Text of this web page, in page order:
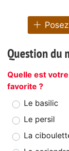
Question du
Quelle est
favorite ?
Le basilic
Le persil
La